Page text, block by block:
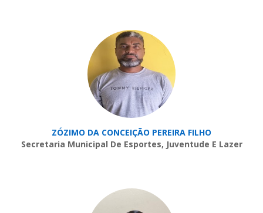
ZÓZIMO DA CONCEIÇÃO PEREIRA FILHO
Secretaria Municipal De Esportes, Juventude E Lazer